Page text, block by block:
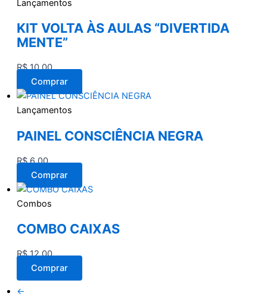
Lançamentos
KIT VOLTA ÀS AULAS “DIVERTIDA
MENTE”
R$10,00
Comprar
Lançamentos
PAINEL CONSCIÊNCIA NEGRA
R$6,00
Comprar
Combos
COMBO CAIXAS
R$12,00
Comprar
←